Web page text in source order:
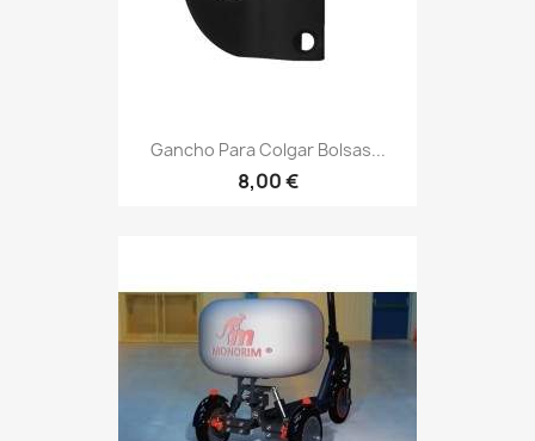
Gancho Para Colgar Bolsas...
8,00 €